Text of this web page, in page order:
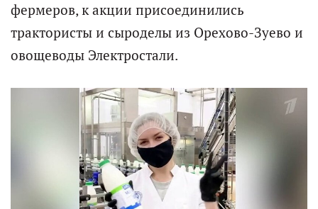
фермеров, к акции присоединились
трактористы и сыроделы из Орехово-Зуево и
овощеводы Электростали.